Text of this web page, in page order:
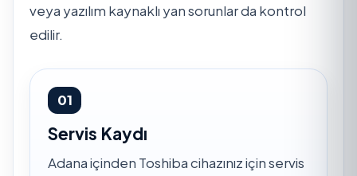
veya yazılım kaynaklı yan sorunlar da kontrol
edilir.
01
Servis Kaydı
Adana içinden Toshiba cihazınız için servis